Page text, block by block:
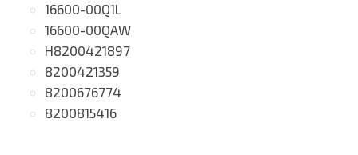
16600-00Q1L
16600-00QAW
H8200421897
8200421359
8200676774
8200815416